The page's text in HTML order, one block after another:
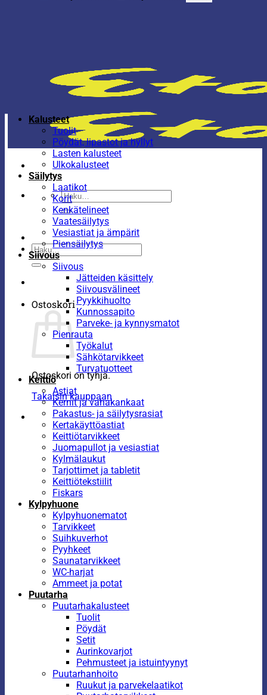
Etsi:
Etsi:
Ostoskori
Ostoskori on tyhjä.
Takaisin kauppaan
Kalusteet
Tuolit
Pöydät, lipastot ja hyllyt
Lasten kalusteet
Ulkokalusteet
Säilytys
Laatikot
Korit
Kenkätelineet
Vaatesäilytys
Vesiastiat ja ämpärit
Piensäilytys
Siivous
Siivous
Jätteiden käsittely
Siivousvälineet
Pyykkihuolto
Kunnossapito
Parveke- ja kynnysmatot
Pienrauta
Työkalut
Sähkötarvikkeet
Turvatuotteet
Keittiö
Astiat
Kernit ja vahakankaat
Pakastus- ja säilytysrasiat
Kertakäyttöastiat
Keittiötarvikkeet
Juomapullot ja vesiastiat
Kylmälaukut
Tarjottimet ja tabletit
Keittiötekstiilit
Fiskars
Kylpyhuone
Kylpyhuonematot
Tarvikkeet
Suihkuverhot
Pyyhkeet
Saunatarvikkeet
WC-harjat
Ammeet ja potat
Puutarha
Puutarhakalusteet
Tuolit
Pöydät
Setit
Aurinkovarjot
Pehmusteet ja istuintyynyt
Puutarhanhoito
Ruukut ja parvekelaatikot